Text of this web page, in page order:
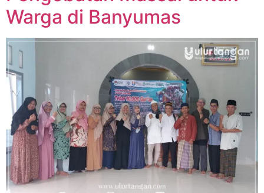
Warga di Banyumas